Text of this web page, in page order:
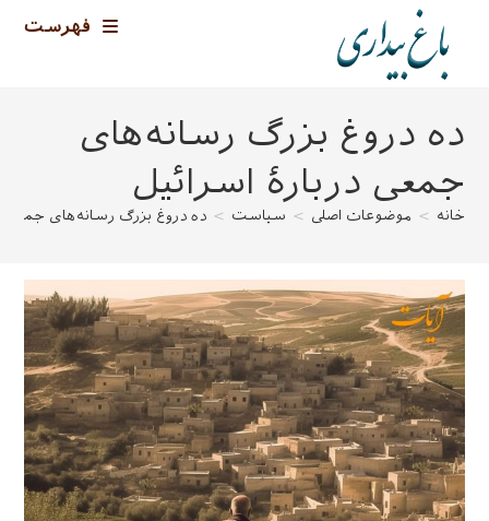
فهرست
ده دروغ بزرگ رسانه‌های
جمعی دربارهٔ اسرائیل
خانه > موضوعات اصلی > سیاست > ده دروغ بزرگ رسانه‌های جمعی